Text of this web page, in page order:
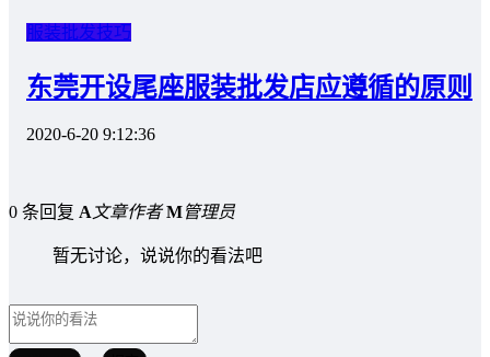
服装批发技巧
东莞开设尾座服装批发店应遵循的原则
2020-6-20 9:12:36
0 条回复 A文章作者 M管理员
暂无讨论，说说你的看法吧